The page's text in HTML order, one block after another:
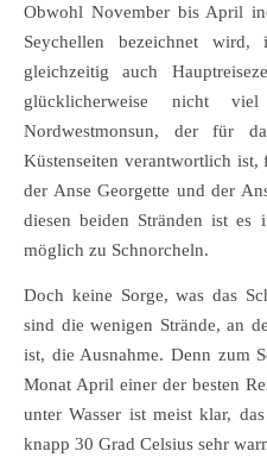
Obwohl November bis April
Seychellen bezeichnet
gleichzeitig auch
glücklicherweise nicht
Nordwestmonsun, der für
Küstenseiten verantwortlich
der Anse Georgette und der
diesen beiden Stränden ist es
möglich zu Schnorcheln.
Doch keine Sorge, was das
sind die wenigen Strände, an
ist, die Ausnahme. Denn zum
Monat April einer der besten
unter Wasser ist meist klar,
knapp 30 Grad Celsius sehr